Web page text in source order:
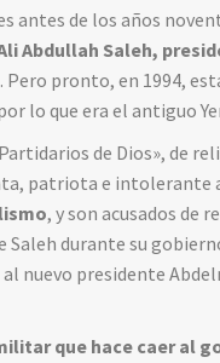
antes de los años
Abdullah Saleh,
Pero pronto, en 1994,
lo que era el antiguo
de Dios», de
patriota e intolerante
, y son acusados de
durante su
nuevo presidente
que hace caer al